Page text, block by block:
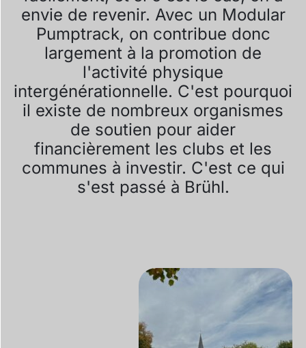
envie de revenir. Avec un Modular
Pumptrack, on contribue donc
largement à la promotion de
l'activité physique
intergénérationnelle. C'est pourquoi
il existe de nombreux organismes
de soutien pour aider
financièrement les clubs et les
communes à investir. C'est ce qui
s'est passé à Brühl.